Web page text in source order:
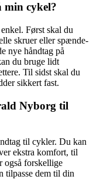
min cykel?
Først skal du
skruer eller spænde-
nye håndtag på
du bruge lidt
Til sidst skal du
sikkert fast.
Nyborg til
til cykler. Du kan
ekstra komfort, til
også forskellige
tilpasse dem til din